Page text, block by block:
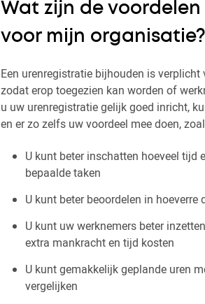
Wat zijn de
voor mijn organisatie?
Een urenregistratie bijhouden is
zodat erop toegezien kan worden of
u uw urenregistratie gelijk goed inricht,
en er zo zelfs uw voordeel mee doen,
U kunt beter inschatten hoeveel tijd
bepaalde taken
U kunt beter beoordelen in hoeverre
U kunt uw werknemers beter
extra mankracht en tijd kosten
U kunt gemakkelijk geplande uren
vergelijken